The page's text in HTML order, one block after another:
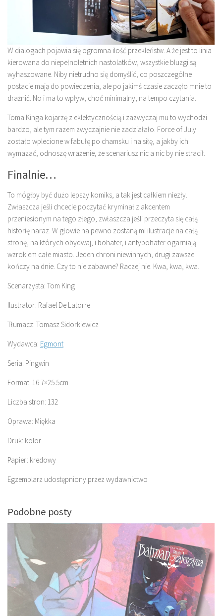
W dialogach pojawia się ogromna ilość przekleństw. A że jest to linia
kierowana do niepełnoletnich nastolatków, wszystkie bluzgi są
wyhaszowane. Niby nietrudno się domyślić, co poszczególne
postacie mają do powiedzenia, ale po jakimś czasie zaczęło mnie to
drażnić. No i ma to wpływ, choć minimalny, na tempo czytania.
Toma Kinga kojarzę z eklektycznością i zazwyczaj mu to wychodzi
bardzo, ale tym razem zwyczajnie nie zadziałało. Force of July
zostało wplecione w fabułę po chamsku i na siłę, a jakby ich
wymazać, odnoszę wrażenie, że scenariusz nic a nic by nie stracił.
Finalnie…
To mógłby być dużo lepszy komiks, a tak jest całkiem niezły.
Zwłaszcza jeśli chcecie poczytać kryminał z akcentem
przeniesionym na tego złego, zwłaszcza jeśli przeczyta się całą
historię naraz. W głowie na pewno zostaną mi ilustracje na całą
stronę, na których obydwaj, i bohater, i antybohater ogarniają
wzrokiem całe miasto. Jeden chroni niewinnych, drugi zawsze
kończy na dnie. Czy to nie zabawne? Raczej nie. Kwa, kwa, kwa.
Scenarzysta: Tom King
Ilustrator: Rafael De Latorre
Tłumacz: Tomasz Sidorkiewicz
Wydawca: Egmont
Seria: Pingwin
Format: 16.7×25.5cm
Liczba stron: 132
Oprawa: Miękka
Druk: kolor
Papier: kredowy
Egzemplarz udostępniony przez wydawnictwo
Podobne posty